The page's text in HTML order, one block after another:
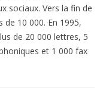
sociaux. Vers la fin de
de 10 000. En 1995,
de 20 000 lettres, 5
et 1 000 fax